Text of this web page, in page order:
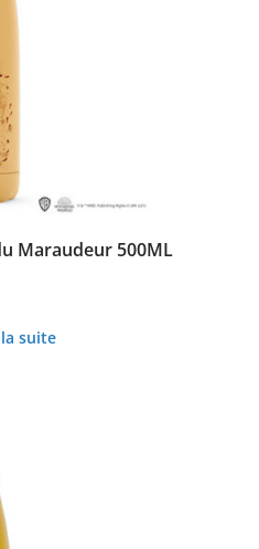
Maraudeur 500ML
suite